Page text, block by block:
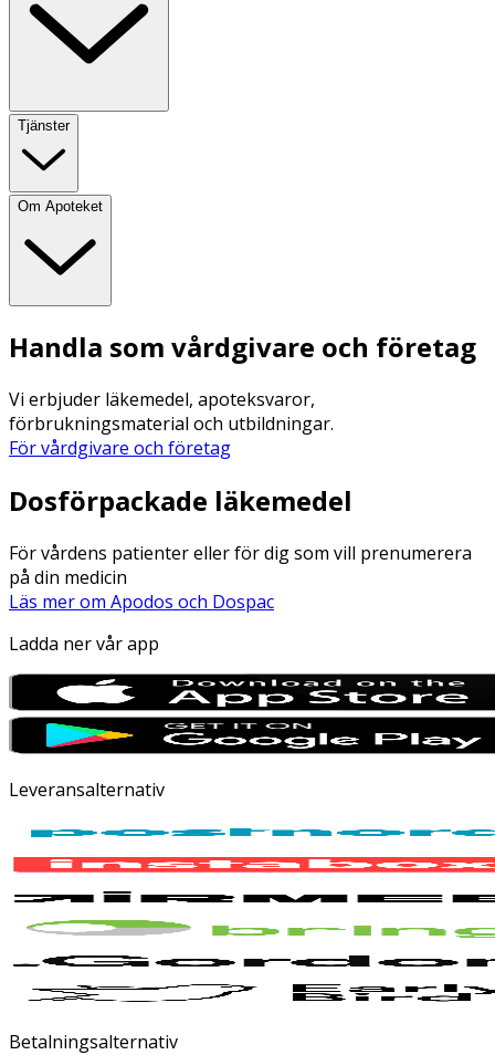
Tjänster
Om Apoteket
Handla som vårdgivare och företag
Vi erbjuder läkemedel, apoteksvaror,
förbrukningsmaterial och utbildningar.
För vårdgivare och företag
Dosförpackade läkemedel
För vårdens patienter eller för dig som vill prenumerera
på din medicin
Läs mer om Apodos och Dospac
Ladda ner vår app
Leveransalternativ
Betalningsalternativ